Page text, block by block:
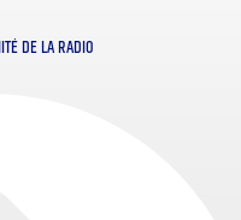
DE LA RADIO